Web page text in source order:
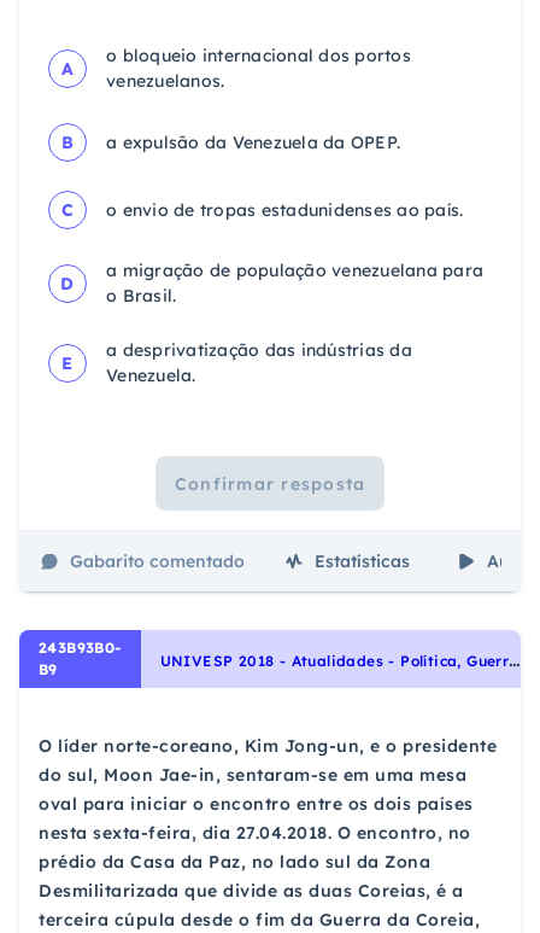
A
o bloqueio internacional dos portos
venezuelanos.
B a expulsão da Venezuela da OPEP.
C o envio de tropas estadunidenses ao país.
D
a migração de população venezuelana para
o Brasil.
E
a desprivatização das indústrias da
Venezuela.
Confirmar resposta
Gabarito comentado Estatísticas Aulas
243B93B0-
B9
U
NIVESP 2018 - Atualidades - Política, Guerras, Conflitos e Terrorismo na Atualidade
O líder norte-coreano, Kim Jong-un, e o presidente
do sul, Moon Jae-in, sentaram-se em uma mesa
oval para iniciar o encontro entre os dois países
nesta sexta-feira, dia 27.04.2018. O encontro, no
prédio da Casa da Paz, no lado sul da Zona
Desmilitarizada que divide as duas Coreias, é a
terceira cúpula desde o fim da Guerra da Coreia,